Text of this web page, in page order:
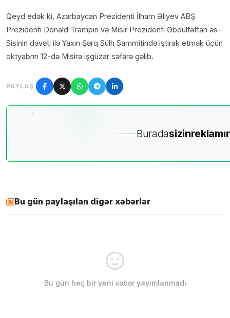
Qeyd edək ki, Azərbaycan Prezidenti İlham Əliyev ABŞ
Prezidenti Donald Trampın və Misir Prezidenti Əbdülfəttah əs-
Sisinin dəvəti ilə Yaxın Şərq Sülh Sammitində iştirak etmək üçün
oktyabrın 12-də Misirə işgüzar səfərə gəlib.
PAYLAŞ
Buradasizin
Bu gün paylaşılan digər xəbərlər
Bu gün heç bir yeni xəbər yayımlanmadı